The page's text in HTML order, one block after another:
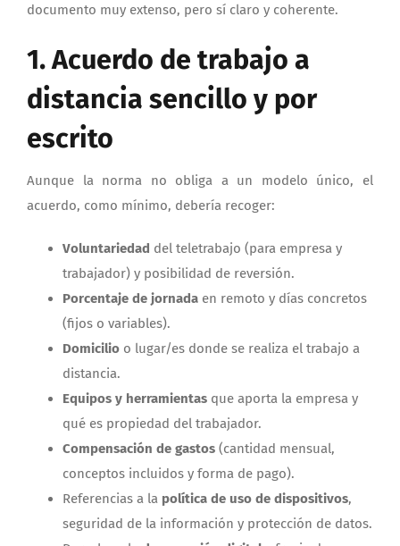
documento muy extenso, pero sí claro y coherente.
1. Acuerdo de trabajo a
distancia sencillo y por
escrito
Aunque la norma no obliga a un modelo único, el
acuerdo, como mínimo, debería recoger:
Voluntariedad del teletrabajo (para empresa y
trabajador) y posibilidad de reversión.
Porcentaje de jornada en remoto y días concretos
(fijos o variables).
Domicilio o lugar/es donde se realiza el trabajo a
distancia.
Equipos y herramientas que aporta la empresa y
qué es propiedad del trabajador.
Compensación de gastos (cantidad mensual,
conceptos incluidos y forma de pago).
Referencias a la política de uso de dispositivos,
seguridad de la información y protección de datos.